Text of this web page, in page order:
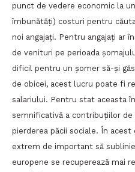
punct de vedere economic la
îmbunătăți) costuri pentru
noi angajați. Pentru angajați ar
de venituri pe perioada
dificil pentru un șomer să-și
de obicei, acest lucru poate fi
salariului. Pentru stat aceasta
semnificativă a contribuțiilor de
pierderea păcii sociale. În
extrem de important să
europene se recuperează mai